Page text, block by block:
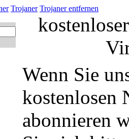
Trojaner Trojaner entfernen
Wenn Sie
kostenlosen
abonnieren